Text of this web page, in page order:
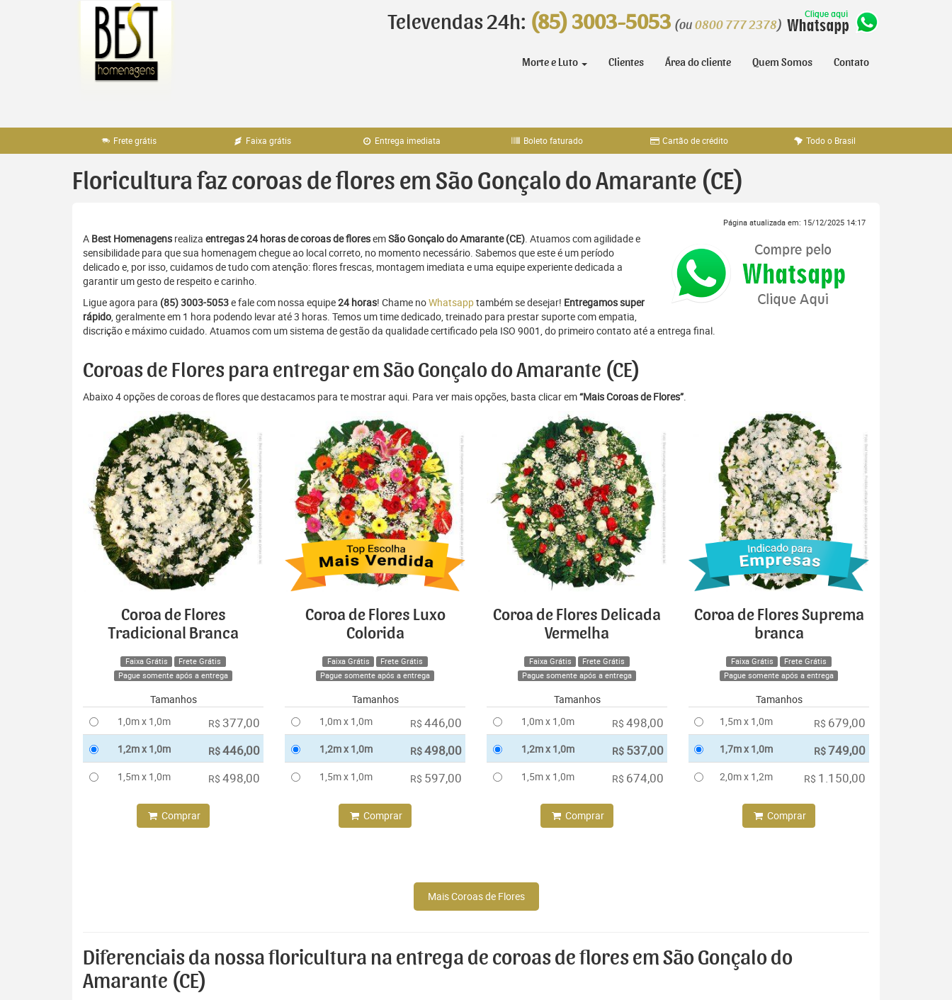
Televendas 24h: (85) 3003-5053 (ou 0800 777 2378)
Morte e Luto Clientes Área do cliente Quem Somos Contato
Frete grátis Faixa grátis Entrega imediata Boleto faturado Cartão de crédito Todo o Brasil
Floricultura faz coroas de flores em São Gonçalo do Amarante (CE)
Página atualizada em: 15/12/2025 14:17
A Best Homenagens realiza entregas 24 horas de coroas de floresemSão Gonçalo do Amarante (CE). Atuamos com agilidade e
sensibilidade para que sua homenagem chegue ao local correto, no momento necessário. Sabemos que este é um período
delicado e, por isso, cuidamos de tudo com atenção: flores frescas, montagem imediata e uma equipe experiente dedicada a
garantir um gesto de respeito e carinho.
Ligue agora para (85) 3003-5053e fale com nossa equipe24 horas! Chame noWhatsapptambém se desejar! Entregamos super
rápido, geralmente em 1 hora podendo levar até 3 horas. Temos um time dedicado, treinado para prestar suporte com empatia,
discrição e máximo cuidado. Atuamos com um sistema de gestão da qualidade certificado pela ISO 9001, do primeiro contato até a entrega final.
Coroas de Flores para entregar em São Gonçalo do Amarante (CE)
Abaixo 4 opções de coroas de flores que destacamos para te mostrar aqui. Para ver mais opções, basta clicar em“Mais Coroas de Flores”.
Coroa de Flores
Tradicional Branca
Faixa Grátis
Frete Grátis
Pague somente após a entrega
Tamanhos
1,0m x 1,0m
R$ 377,00
1,2m x 1,0m R$446,00
1,5m x 1,0m R$ 498,00
Comprar
Coroa de Flores Luxo
Colorida
Faixa Grátis
Frete Grátis
Pague somente após a entrega
Tamanhos
1,0m x 1,0m
R$ 446,00
1,2m x 1,0m R$498,00
1,5m x 1,0m R$ 597,00
Comprar
Coroa de Flores Delicada
Vermelha
Faixa Grátis
Frete Grátis
Pague somente após a entrega
Tamanhos
1,0m x 1,0m
R$ 498,00
1,2m x 1,0m R$ 537,00
1,5m x 1,0m R$ 674,00
Comprar
Coroa de Flores Suprema
branca
Faixa Grátis
Frete Grátis
Pague somente após a entrega
Tamanhos
1,5m x 1,0m
R$ 679,00
1,7m x 1,0m R$749,00
2,0m x 1,2m R$ 1.150,00
Comprar
Mais Coroas de Flores
Diferenciais da nossa floricultura na entrega de coroas de flores em São Gonçalo do
Amarante (CE)